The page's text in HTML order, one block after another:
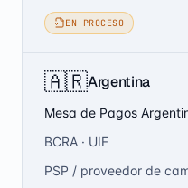
EN PROCESO
🇦🇷Argentina
Mesa de Pagos
BCRA · UIF
PSP / proveedor de